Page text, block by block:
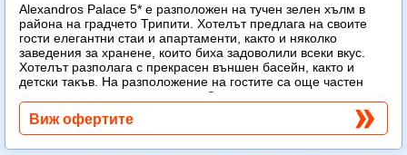
Alexandros Palace 5* e разположен на тучен зелен хълм в
района на градчето Трипити. Хотелът предлага на своите
гости елегантни стаи и апартаменти, както и няколко
заведения за хранене, които биха задоволили всеки вкус.
Хотелът разполага с прекрасен външен басейн, както и
детски такъв. На разположение на гостите са още частен
Още...
Виж офертите